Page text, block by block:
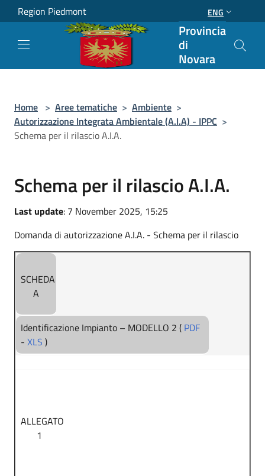
Salta al contenuto principale
Region Piedmont ENG
Provincia
di
Novara
Home > Aree tematiche > Ambiente >
Autorizzazione Integrata Ambientale (A.I.A) - IPPC >
Schema per il rilascio A.I.A.
Schema per il rilascio A.I.A.
Last update: 7 November 2025, 15:25
Domanda di autorizzazione A.I.A. - Schema per il rilascio
SCHEDA
A
Identificazione Impianto – MODELLO 2 ( PDF
- XLS )
ALLEGATO
1